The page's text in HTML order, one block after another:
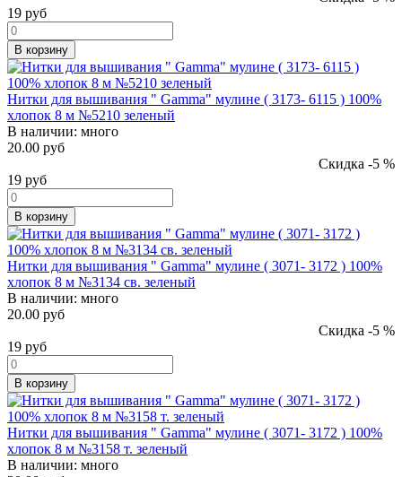
19 руб
В корзину
Нитки для вышивания " Gamma" мулине ( 3173- 6115 ) 100%
хлопок 8 м №5210 зеленый
В наличии: много
20.00 руб
Скидка -5 %
19 руб
В корзину
Нитки для вышивания " Gamma" мулине ( 3071- 3172 ) 100%
хлопок 8 м №3134 св. зеленый
В наличии: много
20.00 руб
Скидка -5 %
19 руб
В корзину
Нитки для вышивания " Gamma" мулине ( 3071- 3172 ) 100%
хлопок 8 м №3158 т. зеленый
В наличии: много